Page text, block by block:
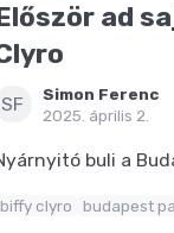
ad
SF
Simon Ferenc
2025. április 2.
buli a
biffy clyro budapest